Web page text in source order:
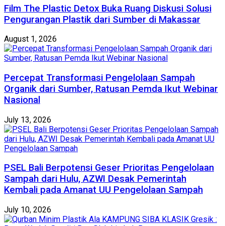
Film The Plastic Detox Buka Ruang Diskusi Solusi
Pengurangan Plastik dari Sumber di Makassar
August 1, 2026
Percepat Transformasi Pengelolaan Sampah
Organik dari Sumber, Ratusan Pemda Ikut Webinar
Nasional
July 13, 2026
PSEL Bali Berpotensi Geser Prioritas Pengelolaan
Sampah dari Hulu, AZWI Desak Pemerintah
Kembali pada Amanat UU Pengelolaan Sampah
July 10, 2026